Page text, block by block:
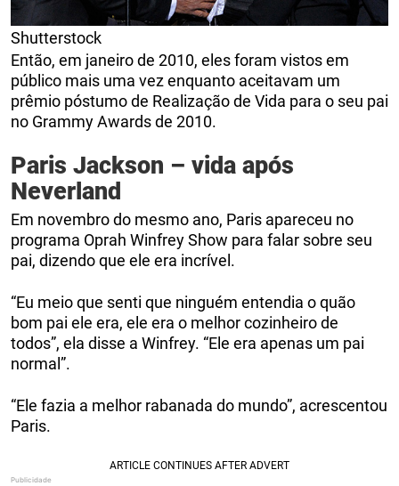
Shutterstock
Então, em janeiro de 2010, eles foram vistos em
público mais uma vez enquanto aceitavam um
prêmio póstumo de Realização de Vida para o seu pai
no Grammy Awards de 2010.
Paris Jackson – vida após
Neverland
Em novembro do mesmo ano, Paris apareceu no
programa Oprah Winfrey Show para falar sobre seu
pai, dizendo que ele era incrível.
“Eu meio que senti que ninguém entendia o quão
bom pai ele era, ele era o melhor cozinheiro de
todos”, ela disse a Winfrey. “Ele era apenas um pai
normal”.
“Ele fazia a melhor rabanada do mundo”, acrescentou
Paris.